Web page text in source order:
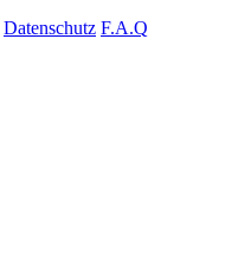
Datenschutz F.A.Q